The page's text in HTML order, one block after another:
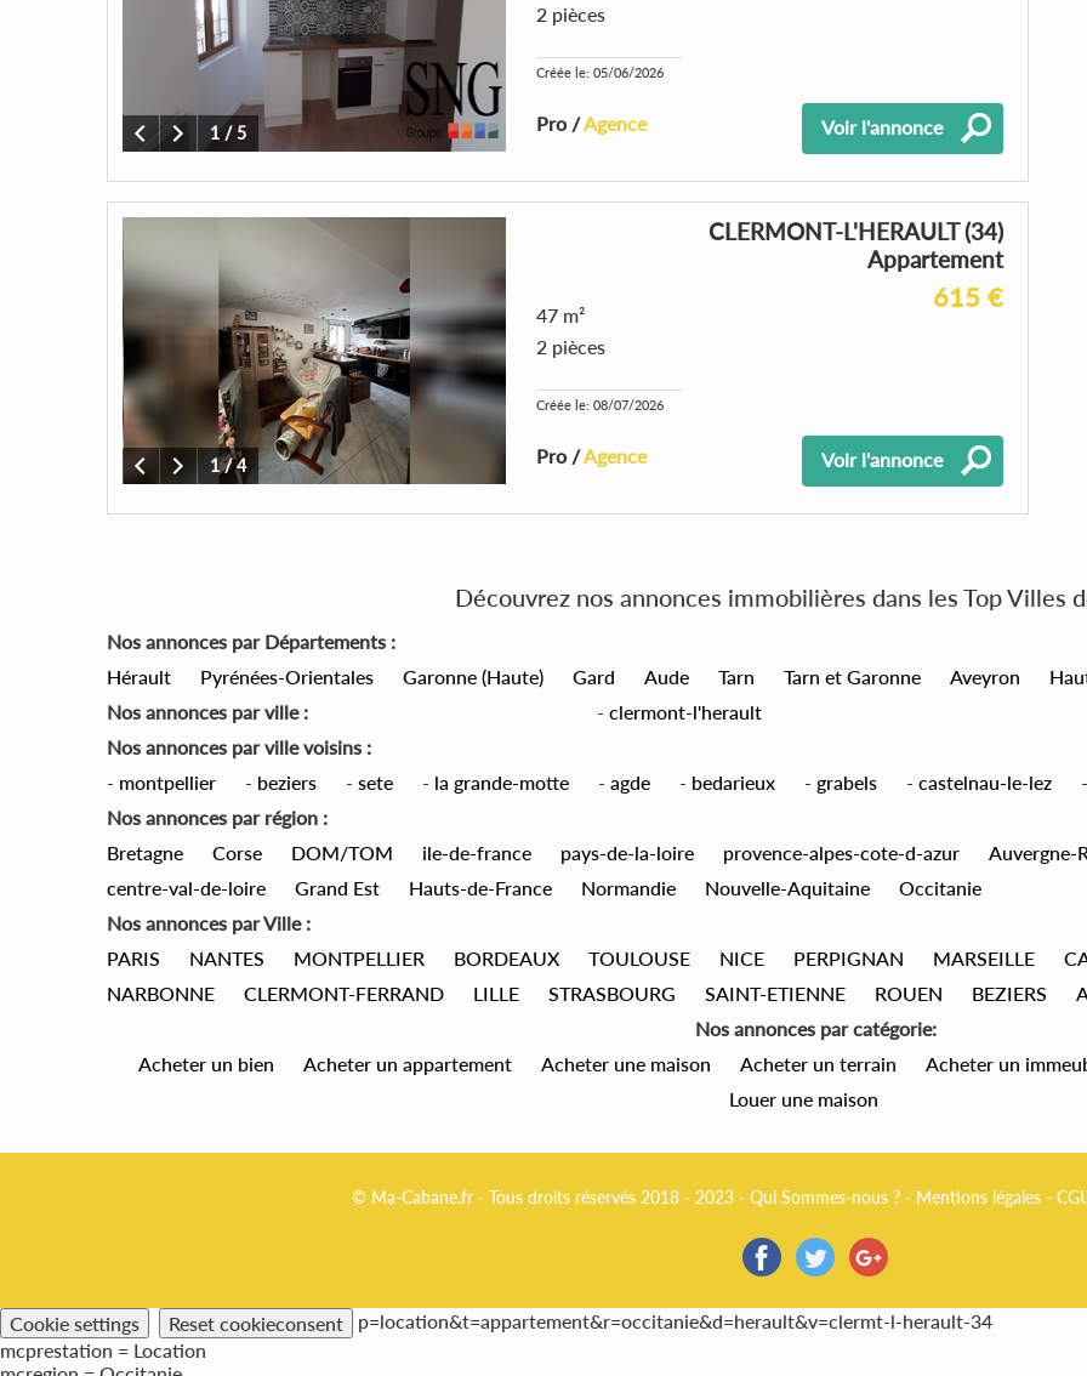
1/5
2 pièces
Créée le: 05/06/2026
Pro /Agence Voir l'annonce
1/4
CLERMONT-L'HERAULT (34)
Appartement
615 €
47 m²
2 pièces
Créée le: 08/07/2026
Pro /Agence Voir l'annonce
Découvrez nos annonces immobilières dans les Top Villes
Nos annonces par Départements :
Hérault
Pyrénées-Orientales Garonne (Haute) Gard Aude Tarn Tarn et Garonne Aveyron
Nos annonces par ville :
- clermont-l'herault
Nos annonces par ville voisins :
- montpellier - beziers - sete - la grande-motte - agde - bedarieux - grabels - castelnau-le-lez -
Nos annonces par région :
Bretagne
Corse DOM/TOM ile-de-france pays-de-la-loire provence-alpes-cote-d-azur Auvergne-
centre-val-de-loire
Grand Est Hauts-de-France Normandie Nouvelle-Aquitaine
Occitanie
Nos annonces par Ville :
PARIS
NANTES MONTPELLIER BORDEAUX TOULOUSE NICE PERPIGNAN MARSEILLE
NARBONNE
CLERMONT-FERRAND LILLE STRASBOURG SAINT-ETIENNE ROUEN BEZIERS
Nos annonces par catégorie:
Acheter un bien
Acheter un appartement Acheter une maison Acheter un terrain Acheter un
Louer une maison
© Ma-Cabane.fr - Tous droits réservés 2018 - 2023 - Qui Sommes-nous ?- Mentions légales-
Cookie settings Reset cookieconsent
p=location&t=appartement&r=occitanie&d=herault&v=clermt-l-herault-34
mcprestation = Location